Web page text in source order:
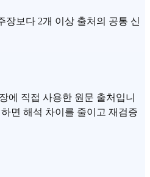
장보다 2개 이상 출처의 공통 신
에 직접 사용한 원문 출처입니
면 해석 차이를 줄이고 재검증